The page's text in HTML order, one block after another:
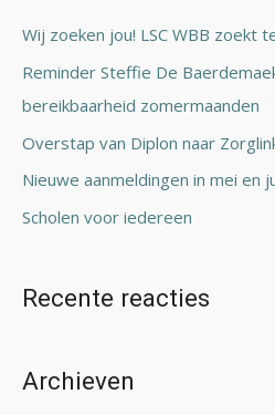
:
Wij zoeken jou! LSC WBB zoekt
Reminder Steffie De
bereikbaarheid zomermaanden
Overstap van Diplon naar
Nieuwe aanmeldingen in mei en
Scholen voor iedereen
Recente reacties
Archieven